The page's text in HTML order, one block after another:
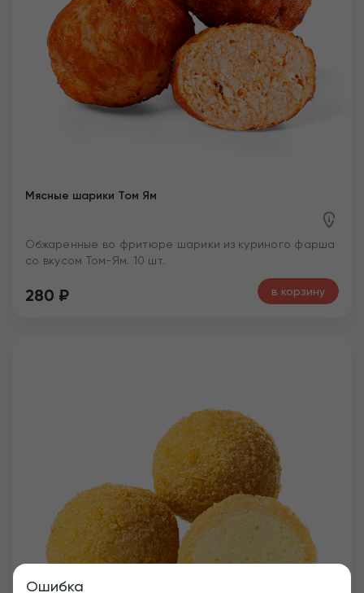
Ошибка
Мясные шарики Том Ям
Обжаренные во фритюре шарики из куриного фарша
со вкусом Том-Ям. 10 шт.
280 ₽ в корзину